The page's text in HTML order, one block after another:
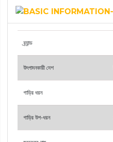
ব্র্যান্ড
উৎপাদনকারী দেশ
গাড়ির ধরন
গাড়ির উপ-ধরন